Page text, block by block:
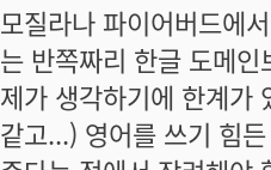
모질라나 파이어버드에
는 반쪽짜리 한글 도메
제가 생각하기에 한계가
같고...) 영어를 쓰기 힘